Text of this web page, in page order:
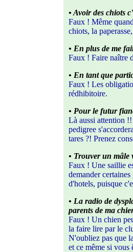
• Avoir des chiots
Faux ! Même
chiots, la
• En plus de me
Faux ! Faire naître
• En tant que
Faux ! Les
rédhibitoire.
• Pour le futur
Là aussi attention
pedigree
tares ?! Prenez
• Trouver un mâle
Faux ! Une saillie
demander
d'hotels, puisque
• La radio de
parents de ma
Faux ! Un chien
la faire lire par le
N'oubliez pas que
et ce même si vous